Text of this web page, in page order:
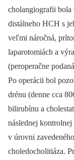
cholangiografii bola
distálneho HCH s
veľmi náročná,
laparotomiách a
(peroperačne
Po operácii bol
drénu (denne cca
bilirubínu a
následnej
v úrovni
choledocholitiáza.